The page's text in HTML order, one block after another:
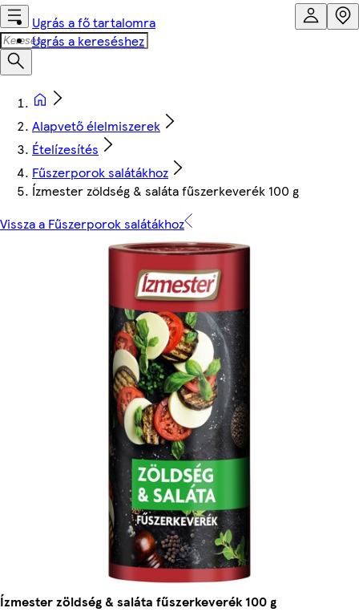
Ugrás a fő tartalomra
Ugrás a kereséshez
Alapvető élelmiszerek
Ételízesítés
Fűszerporok salátákhoz
Ízmester zöldség & saláta fűszerkeverék 100 g
Vissza a Fűszerporok salátákhoz
Ízmester zöldség & saláta fűszerkeverék 100 g